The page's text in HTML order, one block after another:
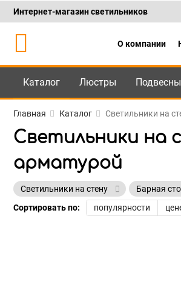
Каталог
Интернет-магазин светильников
О компании
Каталог Люстры
Главная Каталог Светильники на
Светильники на
арматурой
Светильники на стену Барная
Сортировать по:
популярности